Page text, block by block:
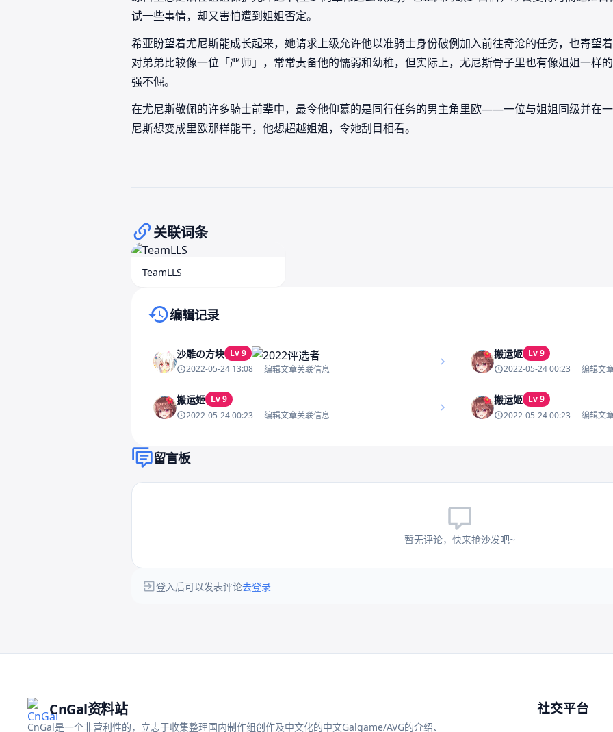
试一些事情，却又害怕遭到姐姐否定。
希亚盼望着尤尼斯能成长起来，她请求上级允许他以准骑士身份破例加入前往奇沧的任务，也寄望
对弟弟比较像一位「严师」，常常责备他的懦弱和幼稚，但实际上，尤尼斯骨子里也有像姐姐一样
强不倔。
在尤尼斯敬佩的许多骑士前辈中，最令他仰慕的是同行任务的男主角里欧——一位与姐姐同级并在
尼斯想变成里欧那样能干，他想超越姐姐，令她刮目相看。
关联词条
TeamLLS
编辑记录
沙雕の方块 Lv 9
2022-05-24 13:08
编辑文章关联信息
搬运姬 Lv 9
2022-05-24 00:23
编辑文
搬运姬 Lv 9
2022-05-24 00:23
编辑文章关联信息
搬运姬 Lv 9
2022-05-24 00:23
编辑文
留言板
暂无评论，快来抢沙发吧~
登入后可以发表评论去登录
CnGal资料站
CnGal是一个非营利性的，立志于收集整理国内制作组创作及中文化的中文Galgame/AVG的介绍、
社交平台